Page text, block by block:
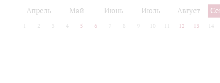
Апрель Май Июнь Июль Август
2 3 4 5 6 7 8 9 10 12 13 14